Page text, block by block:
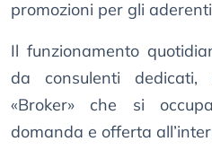
promozioni per gli
Il funzionamento
da consulenti
«Broker» che si
domanda e offerta